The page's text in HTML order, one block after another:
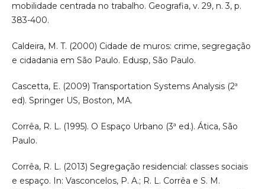
mobilidade centrada no trabalho. Geografia, v. 29, n. 3, p.
383-400.
Caldeira, M. T. (2000) Cidade de muros: crime, segregação
e cidadania em São Paulo. Edusp, São Paulo.
Cascetta, E. (2009) Transportation Systems Analysis (2ª
ed). Springer US, Boston, MA.
Corrêa, R. L. (1995). O Espaço Urbano (3ª ed.). Ática, São
Paulo.
Corrêa, R. L. (2013) Segregação residencial: classes sociais
e espaço. In: Vasconcelos, P. A.; R. L. Corrêa e S. M.